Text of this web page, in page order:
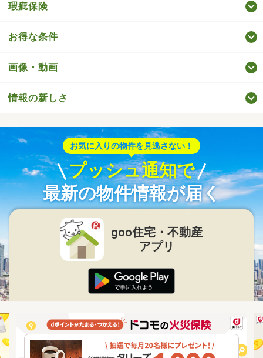
瑕疵保険
お得な条件
画像・動画
情報の新しさ
お気に入りの物件を見逃さない！
プッシュ通知で
最新の物件情報が届く
goo住宅・不動産
アプリ